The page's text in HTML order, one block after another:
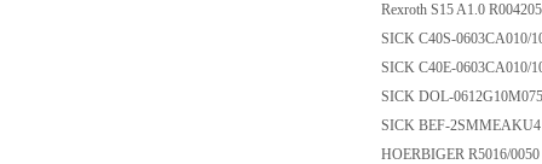
Rexroth S15 A1.0
SICK C40S-0603CA010/
SICK C40E-0603CA010/
SICK DOL-
SICK BEF-
HOERBIGER R5016/